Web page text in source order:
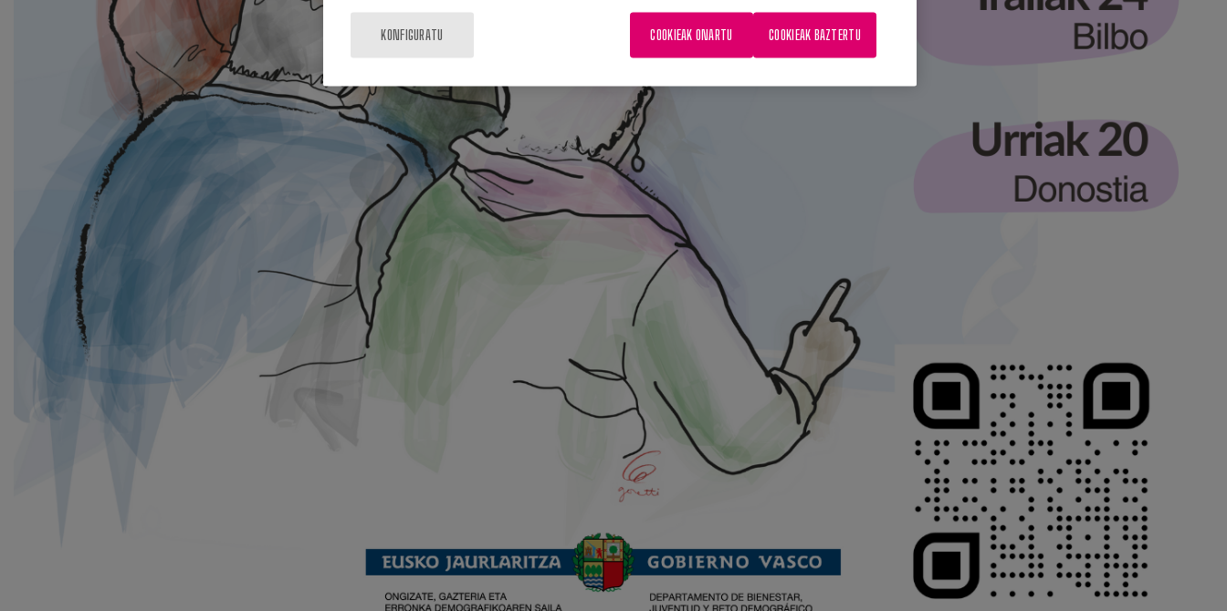
KONFIGURATU COOKIEAK BAZTERTU
COOKIEAK ONARTU